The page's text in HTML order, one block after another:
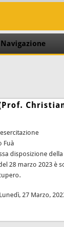
Navigazione
Fuà
disposizione della
28 marzo 2023 è
Lunedì, 27 Marzo,